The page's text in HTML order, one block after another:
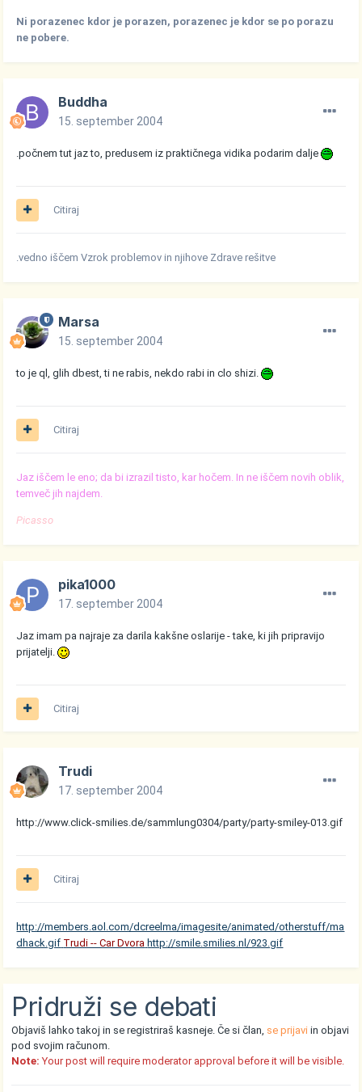
Ni porazenec kdor je porazen, porazenec je kdor se po porazu
ne pobere.
Buddha
15. september 2004
.počnem tut jaz to, predusem iz praktičnega vidika podarim dalje
Citiraj
.vedno iščem Vzrok problemov in njihove Zdrave rešitve
Marsa
15. september 2004
to je ql, glih dbest, ti ne rabis, nekdo rabi in clo shizi.
Citiraj
Jaz iščem le eno; da bi izrazil tisto, kar hočem. In ne iščem novih oblik,
temveč jih najdem.
Picasso
pika1000
17. september 2004
Jaz imam pa najraje za darila kakšne oslarije - take, ki jih pripravijo
prijatelji.
Citiraj
Trudi
17. september 2004
http://www.click-smilies.de/sammlung0304/party/party-smiley-013.gif
Citiraj
http://members.aol.com/dcreelma/imagesite/animated/otherstuff/ma
dhack.gif Trudi -- Car Dvora http://smile.smilies.nl/923.gif
Pridruži se debati
Objaviš lahko takoj in se registriraš kasneje. Če si član, se prijavi in objavi
pod svojim računom.
Note: Your post will require moderator approval before it will be visible.